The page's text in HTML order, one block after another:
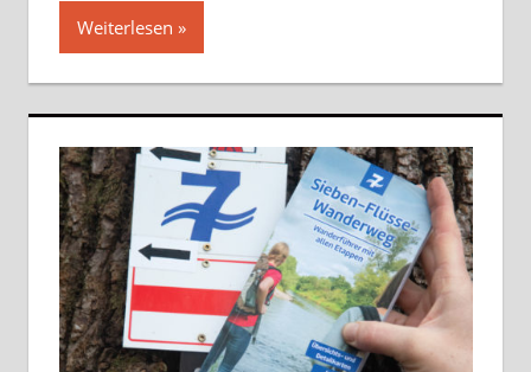
Weiterlesen